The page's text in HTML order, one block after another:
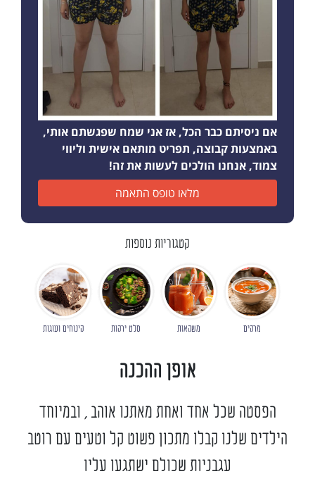
אם ניסיתם כבר הכל, אז אני שמח שפגשתם אותי,
באמצעות קבוצה, תפריט מותאם אישית וליווי
צמוד, אנחנו הולכים לעשות את זה!
מלאו טופס התאמה
קטגוריות נוספות
מרקים משקאות סלט ירקות קינוחים ועוגות
אופן ההכנה
הפסטה שכל אחד ואחת מאתנו אוהב , ובמיוחד
הילדים שלנו קבלו מתכון פשוט קל וטעים עם רוטב
עגבניות שכולם ישתגעו עליו